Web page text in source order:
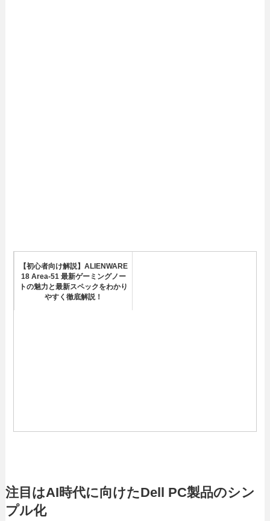
【初心者向け解説】ALIENWARE
18 Area-51 最新ゲーミングノー
トの魅力と最新スペックをわかり
やすく徹底解説！
注目はAI時代に向けたDell PC製品のシン
プル化